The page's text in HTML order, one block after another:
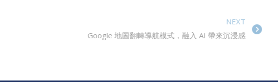
NEXT
Google 地圖翻轉導航模式，融入 AI 帶來沉浸感